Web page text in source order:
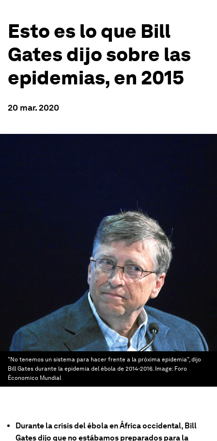
Esto es lo que Bill
Gates dijo sobre las
epidemias, en 2015
20 mar. 2020
"No tenemos un sistema para hacer frente a la próxima epidemia", dijo
Bill Gates durante la epidemia del ébola de 2014-2016. Image: Foro
Économico Mundial
Durante la crisis del ébola en África occidental, Bill
Gates dijo que no estábamos preparados para la